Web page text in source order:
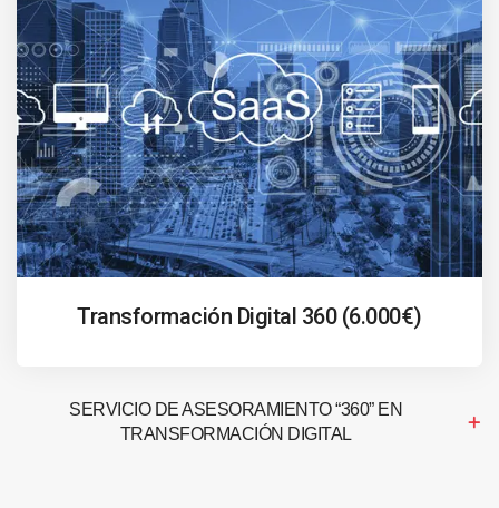
Transformación Digital 360 (6.000€)
SERVICIO DE ASESORAMIENTO “360” EN
TRANSFORMACIÓN DIGITAL